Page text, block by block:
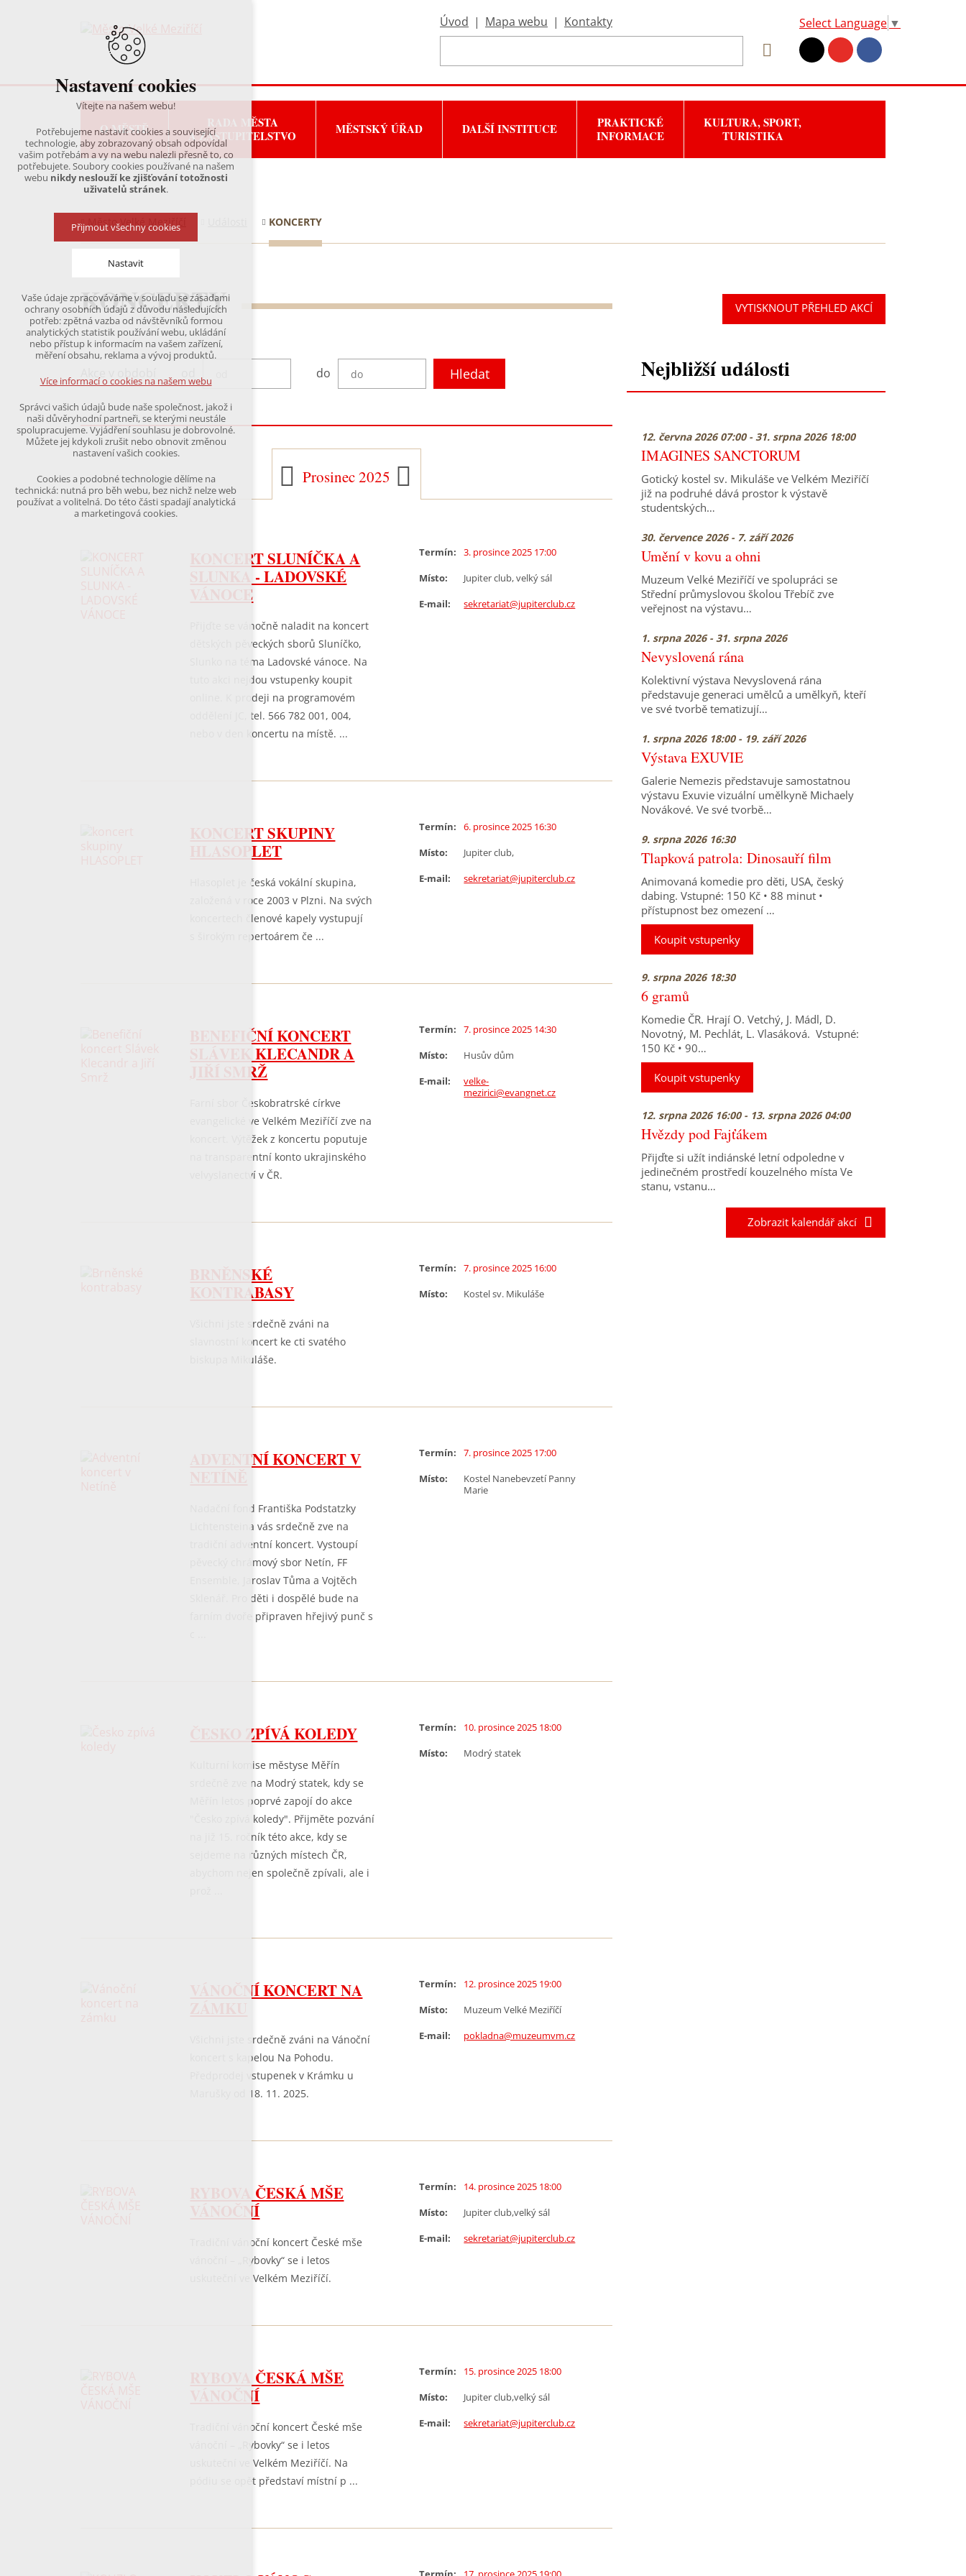
Úvod | Mapa webu | Kontakty Select Language ▼
O MĚSTĚ
RADA MĚSTA
A ZASTUPITELSTVO
MĚSTSKÝ ÚŘAD DALŠÍ INSTITUCE
PRAKTICKÉ
INFORMACE
KULTURA, SPORT,
TURISTIKA
Město Velké Meziříčí KONCERTY
KONCERTY
do Hledat
Předchozí měsíc
Prosinec 2025
KONCERT SLUNÍČKA A
SLUNKA - LADOVSKÉ
VÁNOCE
Přijďte se vánočně naladit na koncert
dětských pěveckých sborů Sluníčko,
Slunko na téma Ladovské vánoce. Na
tuto akci nejdou vstupenky koupit
online. K prodeji na programovém
oddělení JC, tel. 566 782 001, 004,
nebo v den koncertu na místě. ...
Termín:
3. prosince 2025 17:00
Místo:
Jupiter club, velký sál
E-mail:
sekretariat@jupiterclub.cz
KONCERT SKUPINY
HLASOPLET
Hlasoplet je česká vokální skupina,
založená v roce 2003 v Plzni. Na svých
koncertech členové kapely vystupují
s širokým repertoárem če ...
Termín:
6. prosince 2025 16:30
Místo:
Jupiter club,
E-mail:
sekretariat@jupiterclub.cz
BENEFIČNÍ KONCERT
SLÁVEK KLECANDR A
JIŘÍ SMRŽ
Farní sbor Českobratrské církve
evangelické ve Velkém Meziříčí zve na
koncert. Výtěžek z koncertu poputuje
na transparentní konto ukrajinského
velvyslanectví v ČR.
Termín:
7. prosince 2025 14:30
Místo:
Husův dům
E-mail:
velke-
mezirici@evangnet.cz
BRNĚNSKÉ
KONTRABASY
Všichni jste srdečně zváni na
slavnostní koncert ke cti svatého
biskupa Mikuláše.
Termín:
7. prosince 2025 16:00
Místo:
Kostel sv. Mikuláše
ADVENTNÍ KONCERT V
Nadační fond Františka Podstatzky
Lichtensteina vás srdečně zve na
tradiční adventní koncert. Vystoupí
pěvecký chrámový sbor Netín, FF
Ensemble, Jaroslav Tůma a Vojtěch
Sklenář. Pro děti i dospělé bude na
farním dvoře připraven hřejivý punč s
Termín:
7. prosince 2025 17:00
Místo:
Kostel Nanebevzetí Panny
Marie
ČESKO ZPÍVÁ KOLEDY
Kulturní komise městyse Měřín
srdečně zve na Modrý statek, kdy se
Měřín letos poprvé zapojí do akce
"Česko zpívá koledy". Přijměte pozvání
na již 15. ročník této akce, kdy se
sejdeme na různých místech ČR,
abychom nejen společně zpívali, ale i
Termín:
10. prosince 2025 18:00
Místo:
Modrý statek
VÁNOČNÍ KONCERT NA
Všichni jste srdečně zváni na Vánoční
koncert s kapelou Na Pohodu.
Předprodej vstupenek v Krámku u
Marušky od 18. 11. 2025.
Termín:
12. prosince 2025 19:00
Místo:
Muzeum Velké Meziříčí
E-mail:
pokladna@muzeumvm.cz
RYBOVA ČESKÁ MŠE
VÁNOČNÍ
Tradiční vánoční koncert České mše
vánoční – „Rybovky“ se i letos
uskuteční ve Velkém Meziříčí.
Termín:
14. prosince 2025 18:00
Místo:
Jupiter club,velký sál
E-mail:
sekretariat@jupiterclub.cz
RYBOVA ČESKÁ MŠE
VÁNOČNÍ
Tradiční vánoční koncert České mše
vánoční – „Rybovky“ se i letos
uskuteční ve Velkém Meziříčí. Na
pódiu se opět představí místní p ...
Termín:
15. prosince 2025 18:00
Místo:
Jupiter club,velký sál
E-mail:
sekretariat@jupiterclub.cz
VYTISKNOUT PŘEHLED AKCÍ
Nejbližší události
12. června 2026 07:00 - 31. srpna 2026 18:00
IMAGINES SANCTORUM
Gotický kostel sv. Mikuláše ve Velkém Meziříčí
již na podruhé dává prostor k výstavě
studentských…
30. července 2026 - 7. září 2026
Umění v kovu a ohni
Muzeum Velké Meziříčí ve spolupráci se
Střední průmyslovou školou Třebíč zve
veřejnost na výstavu…
1. srpna 2026 - 31. srpna 2026
Nevyslovená rána
Kolektivní výstava Nevyslovená rána
představuje generaci umělců a umělkyň, kteří
ve své tvorbě tematizují…
1. srpna 2026 18:00 - 19. září 2026
Výstava EXUVIE
Galerie Nemezis představuje samostatnou
výstavu Exuvie vizuální umělkyně Michaely
Novákové. Ve své tvorbě…
9. srpna 2026 16:30
Tlapková patrola: Dinosauří film
Animovaná komedie pro děti, USA, český
dabing. Vstupné: 150 Kč • 88 minut •
přístupnost bez omezení …
Koupit vstupenky
9. srpna 2026 18:30
6 gramů
Komedie ČR. Hrají O. Vetchý, J. Mádl, D.
Novotný, M. Pechlát, L. Vlasáková. Vstupné:
150 Kč • 90…
Koupit vstupenky
12. srpna 2026 16:00 - 13. srpna 2026 04:00
Hvězdy pod Fajťákem
Přijďte si užít indiánské letní odpoledne v
jedinečném prostředí kouzelného místa Ve
stanu, vstanu…
Zobrazit kalendář akcí
Nastavení cookies
Vítejte na našem webu!
Potřebujeme nastavit cookies a související
technologie, aby zobrazovaný obsah odpovídal
vašim potřebám a vy na webu nalezli přesně to, co
potřebujete. Soubory cookies používané na našem
webu nikdy neslouží ke zjišťování totožnosti
uživatelů stránek.
Přijmout všechny cookies
Nastavit
Technická cookies
nutná pro provozování webu
udržení kontextu stránek (session): případná
přihlášení, volby jazyka, apod.
analytická pro anonymizované vyhodnocení
návštěvnosti
marketingová cookies
(Google,Hotjar,Leadfeeder))
Více informací o cookies na našem webu
Přijmout všechny cookies
Odmítnout vše
Vaše údaje zpracováváme v souladu se zásadami
ochrany osobních údajů z důvodu následujících
potřeb: zpětná vazba od návštěvníků formou
analytických statistik používání webu, ukládání
nebo přístup k informacím na vašem zařízení,
měření obsahu, reklama a vývoj produktů.
Více informací o cookies na našem webu
Správci vašich údajů bude naše společnost, jakož i
naši důvěryhodní partneři, se kterými neustále
spolupracujeme. Vyjádření souhlasu je dobrovolné.
Můžete jej kdykoli zrušit nebo obnovit změnou
nastavení vašich cookies.
Cookies a podobné technologie dělíme na
technická: nutná pro běh webu, bez nichž nelze web
používat a volitelná. Do této části spadají analytická
a marketingová cookies.